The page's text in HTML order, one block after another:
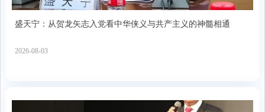
盛天宁：从贺龙矢志入党看中华侠义与共产主义的神髓相通
2026-08-03